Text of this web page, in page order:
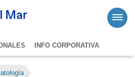
INFO CORPORATIVA